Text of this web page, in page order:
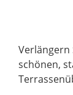
Verlängern
schönen,